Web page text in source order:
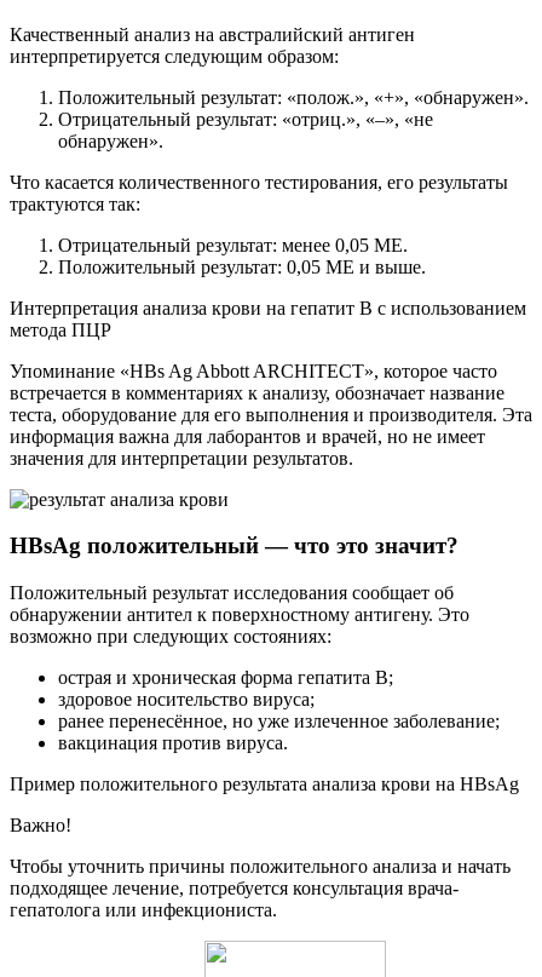
Качественный анализ на австралийский антиген
интерпретируется следующим образом:
Положительный результат: «полож.», «+», «обнаружен».
Отрицательный результат: «отриц.», «–», «не
обнаружен».
Что касается количественного тестирования, его результаты
трактуются так:
Отрицательный результат: менее 0,05 МЕ.
Положительный результат: 0,05 МЕ и выше.
Интерпретация анализа крови на гепатит В с использованием
метода ПЦР
Упоминание «HBs Ag Abbott ARCHITECT», которое часто
встречается в комментариях к анализу, обозначает название
теста, оборудование для его выполнения и производителя. Эта
информация важна для лаборантов и врачей, но не имеет
значения для интерпретации результатов.
HBsAg положительный — что это значит?
Положительный результат исследования сообщает об
обнаружении антител к поверхностному антигену. Это
возможно при следующих состояниях:
острая и хроническая форма гепатита B;
здоровое носительство вируса;
ранее перенесённое, но уже излеченное заболевание;
вакцинация против вируса.
Пример положительного результата анализа крови на HBsAg
Важно!
Чтобы уточнить причины положительного анализа и начать
подходящее лечение, потребуется консультация врача-
гепатолога или инфекциониста.